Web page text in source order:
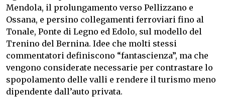
Mendola, il prolungamento verso Pellizzano e
Ossana, e persino collegamenti ferroviari fino al
Tonale, Ponte di Legno ed Edolo, sul modello del
Trenino del Bernina. Idee che molti stessi
commentatori definiscono “fantascienza”, ma che
vengono considerate necessarie per contrastare lo
spopolamento delle valli e rendere il turismo meno
dipendente dall’auto privata.